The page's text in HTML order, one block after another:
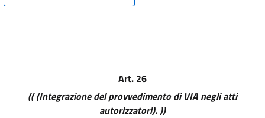
5
8 bis
Art. 26
(( (Integrazione del provvedimento di VIA negli atti
autorizzatori). ))